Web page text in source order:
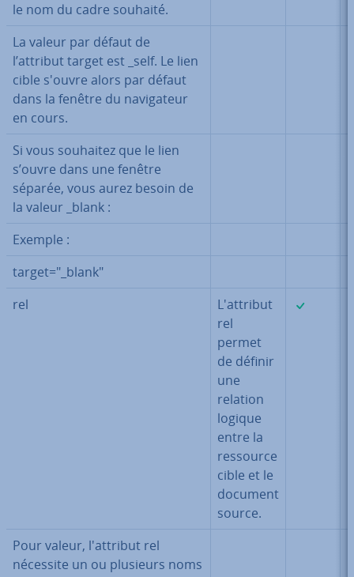
le nom du cadre souhaité.
La valeur par défaut de
l’attribut target est _self. Le lien
cible s'ouvre alors par défaut
dans la fenêtre du na­vi­ga­teur
en cours.
Si vous souhaitez que le lien
s’ouvre dans une fenêtre
séparée, vous aurez besoin de
la valeur _blank :
Exemple :
target="_blank"
rel
L'at­tri­but
rel
permet
de définir
une
relation
logique
entre la
ressource
cible et le
document
source.
Pour valeur, l'at­tri­but rel
nécessite un ou plusieurs noms